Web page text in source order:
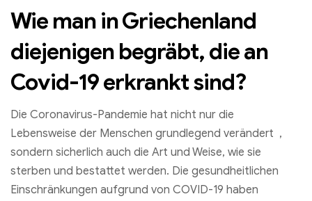
Wie man in Griechenland
diejenigen begräbt, die an
Covid-19 erkrankt sind?
Die Coronavirus-Pandemie hat nicht nur die
Lebensweise der Menschen grundlegend verändert ,
sondern sicherlich auch die Art und Weise, wie sie
sterben und bestattet werden. Die gesundheitlichen
Einschränkungen aufgrund von COVID-19 haben